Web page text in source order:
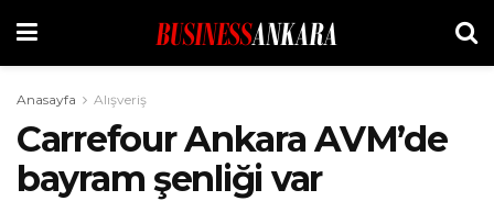
Anasayfa Alışveriş
Carrefour Ankara AVM’de
bayram şenliği var